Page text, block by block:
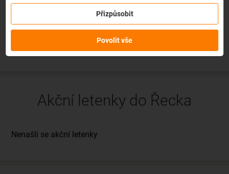
rezervace, jako jedatum, destinace nebo dokonce cestující,a
bez udání důvodu!
služby obdržítekredit až ve výši 80 % ceny rezervacena
během procesu rezervace letenky.
Akční letenky do Řecka
Přizpůsobit
Povolit vše